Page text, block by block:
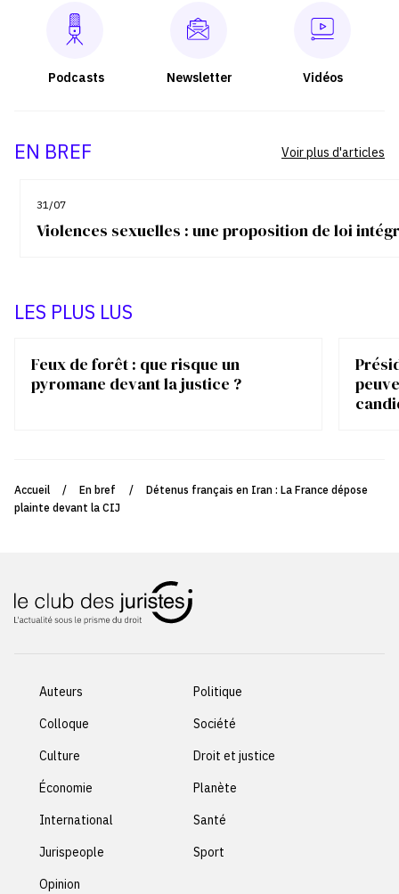
Podcasts Newsletter Vidéos
EN BREF
31/07
Violences sexuelles : une proposition de loi
Voir plus d'articles
LES PLUS LUS
Feux de forêt : que risque un
pyromane devant la justice ?
Accueil / En bref /
Détenus français en Iran : La France dépose
plainte devant la CIJ
Auteurs
Colloque
Culture
Économie
International
Jurispeople
Opinion
Politique
Société
Droit et justice
Planète
Santé
Sport